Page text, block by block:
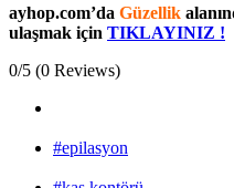
ayhop.com’da Güzellik
ulaşmak için TIKLAYINIZ !
0/5 (0 Reviews)
#epilasyon